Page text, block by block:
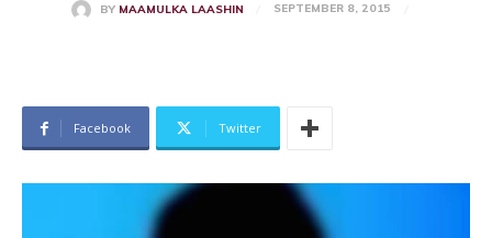
BY MAAMULKA LAASHIN SEPTEMBER 8, 2015
Facebook Twitter